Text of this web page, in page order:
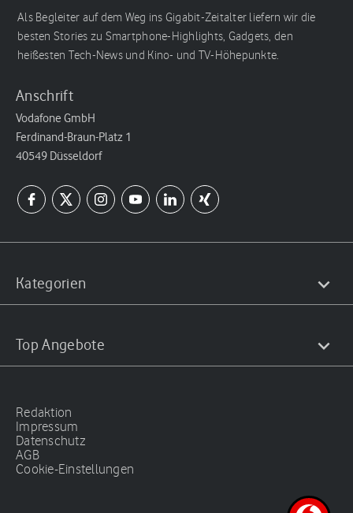
Als Begleiter auf dem Weg ins Gigabit-Zeitalter liefern wir die
besten Stories zu Smartphone-Highlights, Gadgets, den
heißesten Tech-News und Kino- und TV-Höhepunkte.
Anschrift
Vodafone GmbH
Ferdinand-Braun-Platz 1
40549 Düsseldorf
Kategorien
Top Angebote
Redaktion
Impressum
Datenschutz
AGB
Cookie-Einstellungen